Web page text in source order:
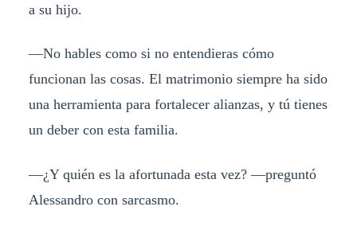
a su hijo.
—No hables como si no entendieras cómo
funcionan las cosas. El matrimonio siempre ha sido
una herramienta para fortalecer alianzas, y tú tienes
un deber con esta familia.
—¿Y quién es la afortunada esta vez? —preguntó
Alessandro con sarcasmo.